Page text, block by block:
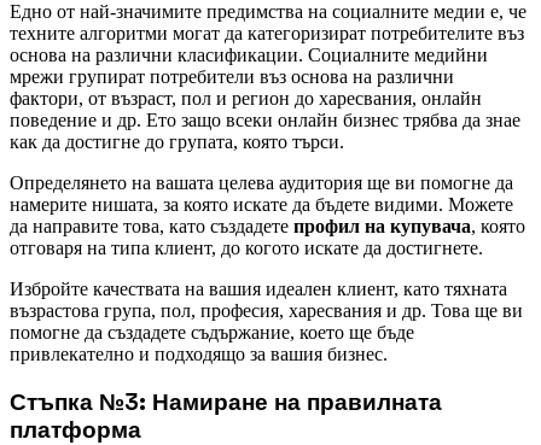
Едно от най-значимите предимства на социалните медии е, че
техните алгоритми могат да категоризират потребителите въз
основа на различни класификации. Социалните медийни
мрежи групират потребители въз основа на различни
фактори, от възраст, пол и регион до харесвания, онлайн
поведение и др. Ето защо всеки онлайн бизнес трябва да знае
как да достигне до групата, която търси.
Определянето на вашата целева аудитория ще ви помогне да
намерите нишата, за която искате да бъдете видими. Можете
да направите това, като създадете профил на купувача, която
отговаря на типа клиент, до когото искате да достигнете.
Избройте качествата на вашия идеален клиент, като тяхната
възрастова група, пол, професия, харесвания и др. Това ще ви
помогне да създадете съдържание, което ще бъде
привлекателно и подходящо за вашия бизнес.
Стъпка №3: ​​Намиране на правилната
платформа